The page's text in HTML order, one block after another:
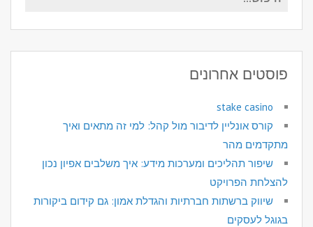
פוסטים אחרונים
stake casino
קורס אונליין לדיבור מול קהל: למי זה מתאים ואיך
מתקדמים מהר
שיפור תהליכים ומערכות מידע: איך משלבים אפיון נכון
להצלחת הפרויקט
שיווק ברשתות חברתיות והגדלת אמון: גם קידום ביקורות
בגוגל לעסקים